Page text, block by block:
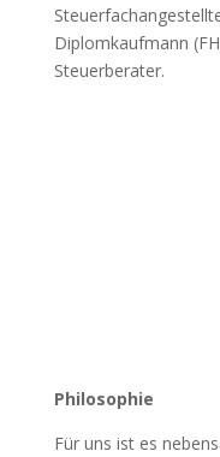
Diplomkaufmann
Steuerberater.
Philosophie
Für uns ist es